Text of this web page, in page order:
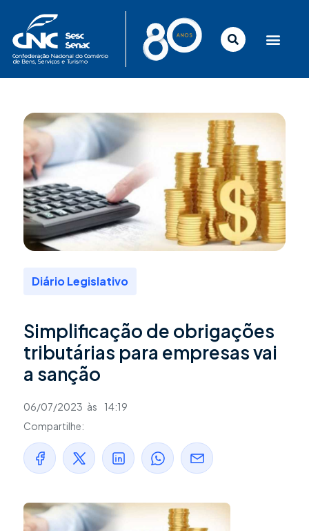
conteúdo
Diário Legislativo
Simplificação de obrigações
tributárias para empresas vai
a sanção
06/07/2023 às
14:19
Compartilhe: